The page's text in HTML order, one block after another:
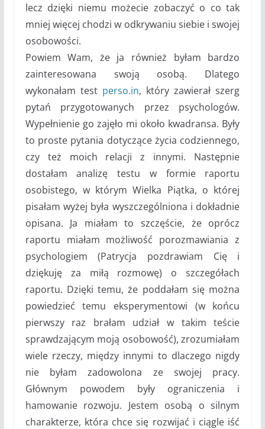
lecz dzięki niemu możecie zobaczyć o co tak
mniej więcej chodzi w odkrywaniu siebie i swojej
osobowości.
Powiem Wam, że ja również byłam bardzo
zainteresowana swoją osobą. Dlatego
wykonałam test perso.in, który zawierał szerg
pytań przygotowanych przez psychologów.
Wypełnienie go zajęło mi około kwadransa. Były
to proste pytania dotyczące życia codziennego,
czy też moich relacji z innymi. Następnie
dostałam analizę testu w formie raportu
osobistego, w którym Wielka Piątka, o której
pisałam wyżej była wyszczególniona i dokładnie
opisana. Ja miałam to szczęście, że oprócz
raportu miałam możliwość porozmawiania z
psychologiem (Patrycja pozdrawiam Cię i
dziękuję za miłą rozmowę) o szczegółach
raportu. Dzięki temu, że poddałam się można
powiedzieć temu eksperymentowi (w końcu
pierwszy raz brałam udział w takim teście
sprawdzającym moją osobowość), zrozumiałam
wiele rzeczy, między innymi to dlaczego nigdy
nie byłam zadowolona ze swojej pracy.
Głównym powodem były ograniczenia i
hamowanie rozwoju. Jestem osobą o silnym
charakterze, która chce się rozwijać i ciągle iść